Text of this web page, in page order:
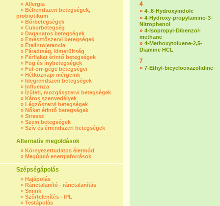
» Allergia
» Bélrendszeri betegségek,
probiotikum
» Bőrbetegségek
» Cukorbetegség
» Daganatos betegségek
» Emésztőszervi betegségek
» Ételintolerancia
» Fáradtság, kimerültség
» Férfiakat érintő betegségek
» Fog és ínybetegségek
» Fül-orr-gége betegségei
» Hétköznapi mérgeink
» Idegrendszeri betegségek
» Influenza
» Ízületi, mozgásszervi betegségek
» Káros szenvedélyek
» Légzőszervi betegségek
» Nőket érintő betegségek
» Stressz
» Szem betegségek
» Szív és érrendszeri betegségek
Alternatív megoldások
» Környezettudatos életmód
» Megújuló energiaforrások
Szépségápolás
» Hajápolás
» Ránctalanító - ránctalanítás
» Smink
» Szőrtelenítés - IPL
» Testápolás
4
» 4-,6-Hydroxyindole
» 4-Hydroxy-propylamino-3-
Nitrophenol
» 4-Isopropyl-Dibenzol-
methane
» 4-Methoxytoluene-2,5-
Diamine HCL
7
» 7-Ethyl-bicyclooxazolidine